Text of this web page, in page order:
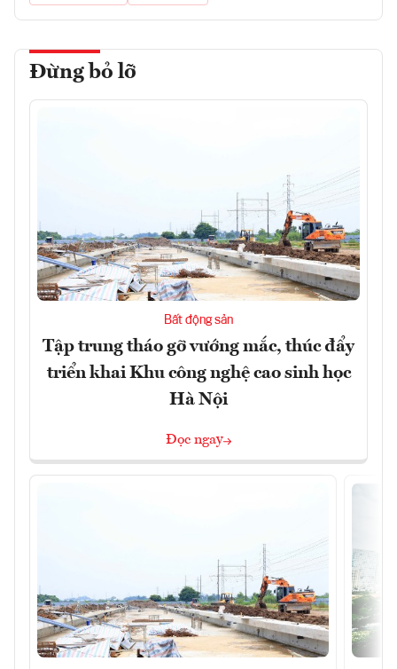
Đừng bỏ lỡ
Bất động sản
Tập trung tháo gỡ vướng mắc, thúc đẩy
triển khai Khu công nghệ cao sinh học
Hà Nội
Đọc ngay